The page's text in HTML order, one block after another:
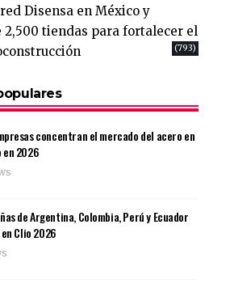
Disensa en México y
2,500 tiendas para fortalecer el
(793)
concentran el mercado del acero en
en 2026
de Argentina, Colombia, Perú y Ecuador
Clio 2026